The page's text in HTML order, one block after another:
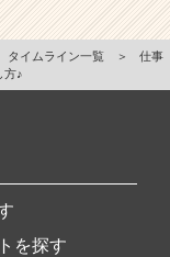
タイムライン一覧 ＞
仕事
方♪
を探す